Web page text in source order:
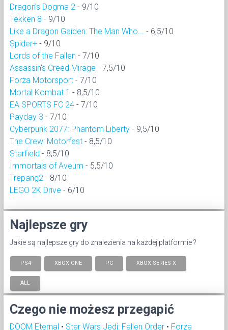
Dragon’s Dogma 2 - 9/10
Tekken 8 - 9/10
Like a Dragon Gaiden: The Man Who... - 6,5/10
Spider+ - 9/10
Lords of the Fallen - 7/10
Assassin's Creed Mirage - 7,5/10
Forza Motorsport - 7/10
Mortal Kombat 1 - 8,5/10
EA SPORTS FC 24 - 7/10
Payday 3 - 7/10
Cyberpunk 2077: Phantom Liberty - 9,5/10
The Crew: Motorfest - 8,5/10
Starfield - 8,5/10
Immortals of Aveum - 5,5/10
Trepang2 - 8/10
LEGO 2K Drive - 6/10
Najlepsze gry
Jakie są najlepsze gry do znalezienia na każdej platformie ?
PS4 XBOX ONE PC XBOX SERIES X
ALL
Czego nie możesz przegapić
DOOM Eternal • Star Wars Jedi: Fallen Order • Forza